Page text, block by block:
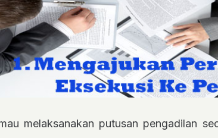
melaksanakan putusan pengadilan